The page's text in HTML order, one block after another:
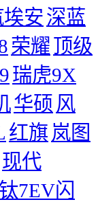
安深蓝
荣耀顶级
瑞虎9X
华硕 风
红旗 岚图
现代
7EV闪